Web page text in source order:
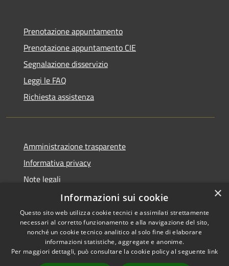
Prenotazione appuntamento
Prenotazione appuntamento CIE
Segnalazione disservizio
Leggi le FAQ
Richiesta assistenza
Amministrazione trasparente
Informativa privacy
Note legali
Dichiarazione di accessibilità
RSS
Accessibilità
Copyright © 2026 • Comune di
×
Informazioni sui cookie
Questo sito web utilizza cookie tecnici e assimilati strettamente
necessari al corretto funzionamento e alla navigazione del sito,
nonché un cookie tecnico analitico al solo fine di elaborare
informazioni statistiche, aggregate e anonime.
Per maggiori dettagli, può consultare la cookie policy al seguente link